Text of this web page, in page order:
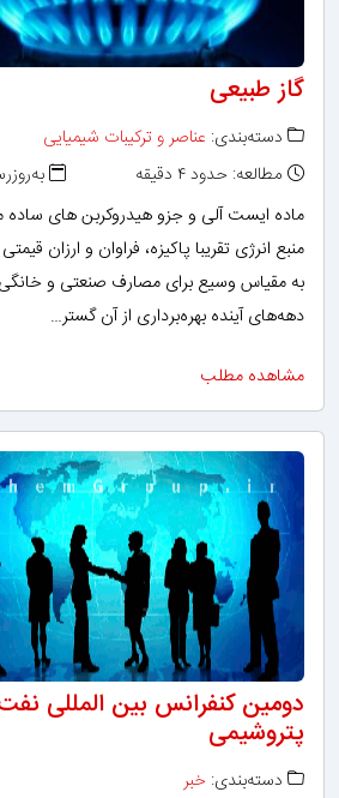
گاز طبیعی
دسته‌بندی: عناصر و ترکیبات شیمیایی
مطالعه: حدود ۴ دقیقه
ماده ایست آلی و جزو هیدروکربن های ساده
منبع انرژی تقریبا پاکیزه، فراوان و ارزان
به مقیاس وسیع برای مصارف صنعتی و خانگی
دهه‌های آینده بهره‌برداری از آن گستر…
مشاهده مطلب
دومین کنفرانس بین المللی
پتروشیمی
دسته‌بندی: خبر